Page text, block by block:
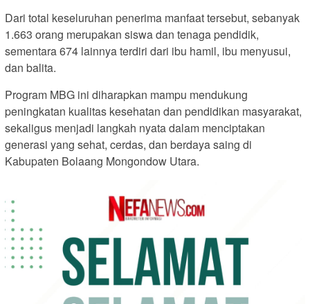
Dari total keseluruhan penerima manfaat tersebut, sebanyak
1.663 orang merupakan siswa dan tenaga pendidik,
sementara 674 lainnya terdiri dari ibu hamil, ibu menyusui,
dan balita.
Program MBG ini diharapkan mampu mendukung
peningkatan kualitas kesehatan dan pendidikan masyarakat,
sekaligus menjadi langkah nyata dalam menciptakan
generasi yang sehat, cerdas, dan berdaya saing di
Kabupaten Bolaang Mongondow Utara.